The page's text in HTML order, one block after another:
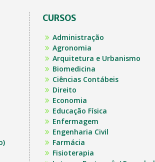
CURSOS
Administração
Agronomia
Arquitetura e Urbanismo
Biomedicina
Ciências Contábeis
Direito
Economia
Educação Física
Enfermagem
Engenharia Civil
Farmácia
Fisioterapia